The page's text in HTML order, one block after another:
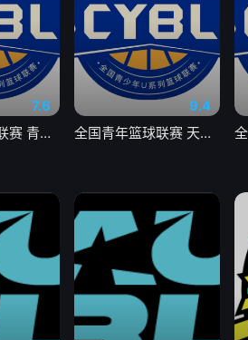
7.6
全国青年篮球联赛 青岛国信海天92-71山西汾酒20260803
9.4
全国青年篮球联赛 天津荣钢66-79吉林东北虎20260804